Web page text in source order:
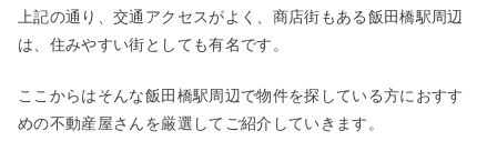
上記の通り、交通アクセスがよく、商店街もある飯田橋駅周辺
は、住みやすい街としても有名です。
ここからはそんな飯田橋駅周辺で物件を探している方におすす
めの不動産屋さんを厳選してご紹介していきます。